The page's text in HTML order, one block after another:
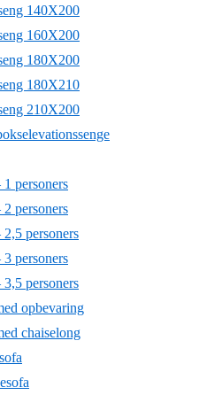
140X200
160X200
180X200
180X210
210X200
1 personers
2 personers
2,5 personers
3 personers
3,5 personers
opbevaring
chaiselong